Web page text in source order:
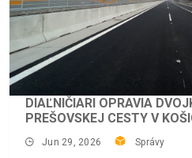
DIAĽNIČIARI OPRAVIA
PREŠOVSKEJ CESTY V
Jun 29, 2026 Správy